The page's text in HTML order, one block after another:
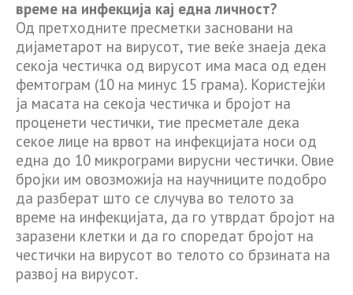
време на инфекција кај една личност?
Од претходните пресметки засновани на
дијаметарот на вирусот, тие веќе знаеја дека
секоја честичка од вирусот има маса од еден
фемтограм (10 на минус 15 грама). Користејќи
ја масата на секоја честичка и бројот на
проценети честички, тие пресметале дека
секое лице на врвот на инфекцијата носи од
една до 10 микрограми вирусни честички. Овие
бројки им овозможија на научниците подобро
да разберат што се случува во телото за
време на инфекцијата, да го утврдат бројот на
заразени клетки и да го споредат бројот на
честички на вирусот во телото со брзината на
развој на вирусот.